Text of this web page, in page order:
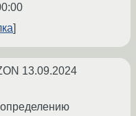
13.09.2024